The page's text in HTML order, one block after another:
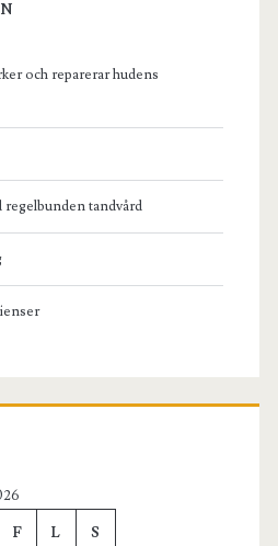
och reparerar hudens
regelbunden tandvård
F L S